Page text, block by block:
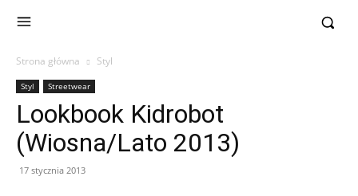
Strona główna Styl
Styl Streetwear
Lookbook Kidrobot
(Wiosna/Lato 2013)
17 stycznia 2013